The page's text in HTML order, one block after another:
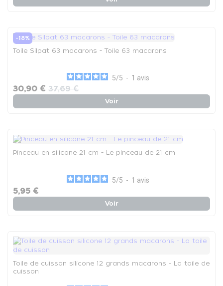
-18%
Toile Silpat 63 macarons - Toile 63 macarons
5/5 - 1 avis
30,90 € 37,69 €
Voir
Pinceau en silicone 21 cm - Le pinceau de 21 cm
5/5 - 1 avis
5,95 €
Voir
Toile de cuisson silicone 12 grands macarons - La toile de
cuisson